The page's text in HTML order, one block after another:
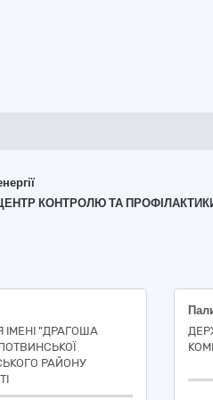
ЦЕНТР КОНТРОЛЮ ТА
ІМЕНІ "ДРАГОША
РАЙОНУ